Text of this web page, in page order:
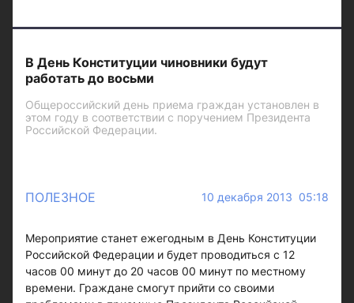
В День Конституции чиновники будут
работать до восьми
Общероссийский день приема граждан установлен в
этом году в соответствии с поручением Президента
Российской Федерации.
ПОЛЕЗНОЕ 10 декабря 2013 05:18
Мероприятие станет ежегодным в День Конституции
Российской Федерации и будет проводиться с 12
часов 00 минут до 20 часов 00 минут по местному
времени. Граждане смогут прийти со своими